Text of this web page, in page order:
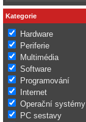
Kategorie
Hardware
Periferie
Multimédia
Software
Programování
Internet
Operační systémy
PC sestavy